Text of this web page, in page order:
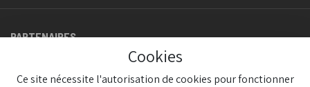
PARTENAIRES
Cookies
Ce site nécessite l'autorisation de cookies pour fonctionner